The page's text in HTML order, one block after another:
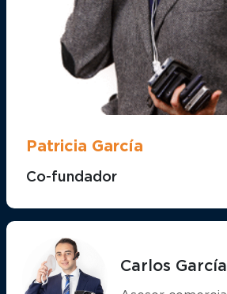
Patricia García
Co-fundador
Carlos García